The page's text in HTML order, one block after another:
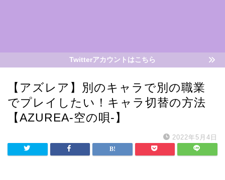
Twitterアカウントはこちら
【アズレア】別のキャラで別の職業
でプレイしたい！キャラ切替の方法
【AZUREA-空の唄-】
2022年5月4日